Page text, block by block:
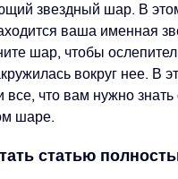
звездный шар. В
ваша именная
шар, чтобы
вокруг нее. В
все, что вам нужно
шаре.
статью